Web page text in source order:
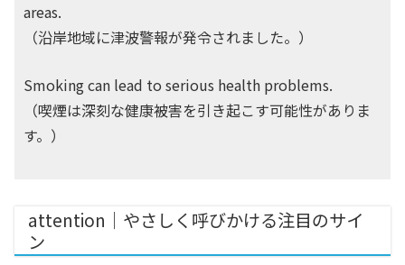
areas.
（沿岸地域に津波警報が発令されました。）
Smoking can lead to serious health problems.
（喫煙は深刻な健康被害を引き起こす可能性がありま
す。）
attention｜やさしく呼びかける注目のサイ
ン